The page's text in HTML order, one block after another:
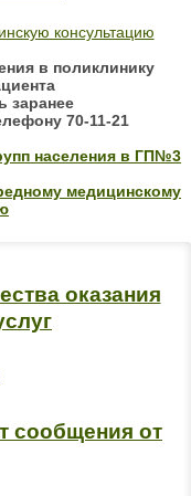
консультацию
в поликлинику
заранее
70-11-21
населения в ГП№3
медицинскому
оказания
сообщения от